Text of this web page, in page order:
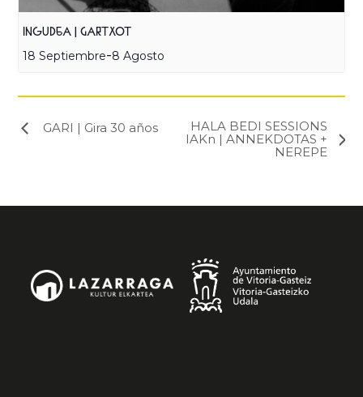
INGUDEA | GARTXOT
18 Septiembre-8 Agosto
GARI | Gira 30 años
HALA BEDI SESSIONS
IAKn | ANNEKDOTAS +
NEREPE